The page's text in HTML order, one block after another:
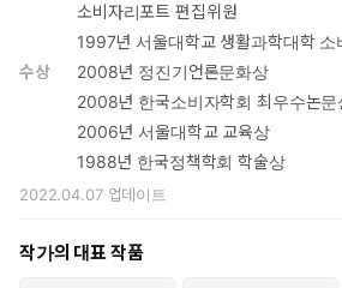
소비자리포트 편집위원
1997년 서울대학교 생활과학대학 소
수상
2008년 정진기언론문화상
2008년 한국소비자학회 최우수논문
2006년 서울대학교 교육상
1988년 한국정책학회 학술상
2022.04.07업데이트
작가의 대표 작품